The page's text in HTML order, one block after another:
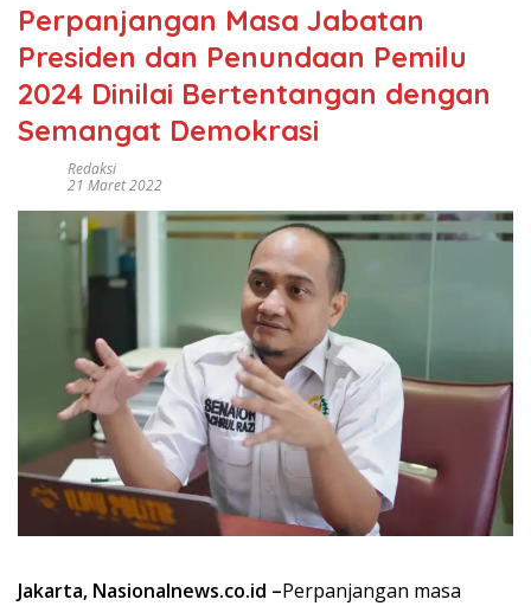
Perpanjangan Masa Jabatan
Presiden dan Penundaan Pemilu
2024 Dinilai Bertentangan dengan
Semangat Demokrasi
Redaksi
21 Maret 2022
Jakarta, Nasionalnews.co.id –Perpanjangan masa